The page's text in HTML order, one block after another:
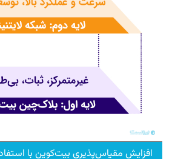
افزایش مقیاس‌پذیری بیت‌کوین با